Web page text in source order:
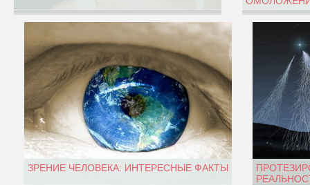
ЗРЕНИЕ ЧЕЛОВЕКА: ИНТЕРЕСНЫЕ ФАКТЫ